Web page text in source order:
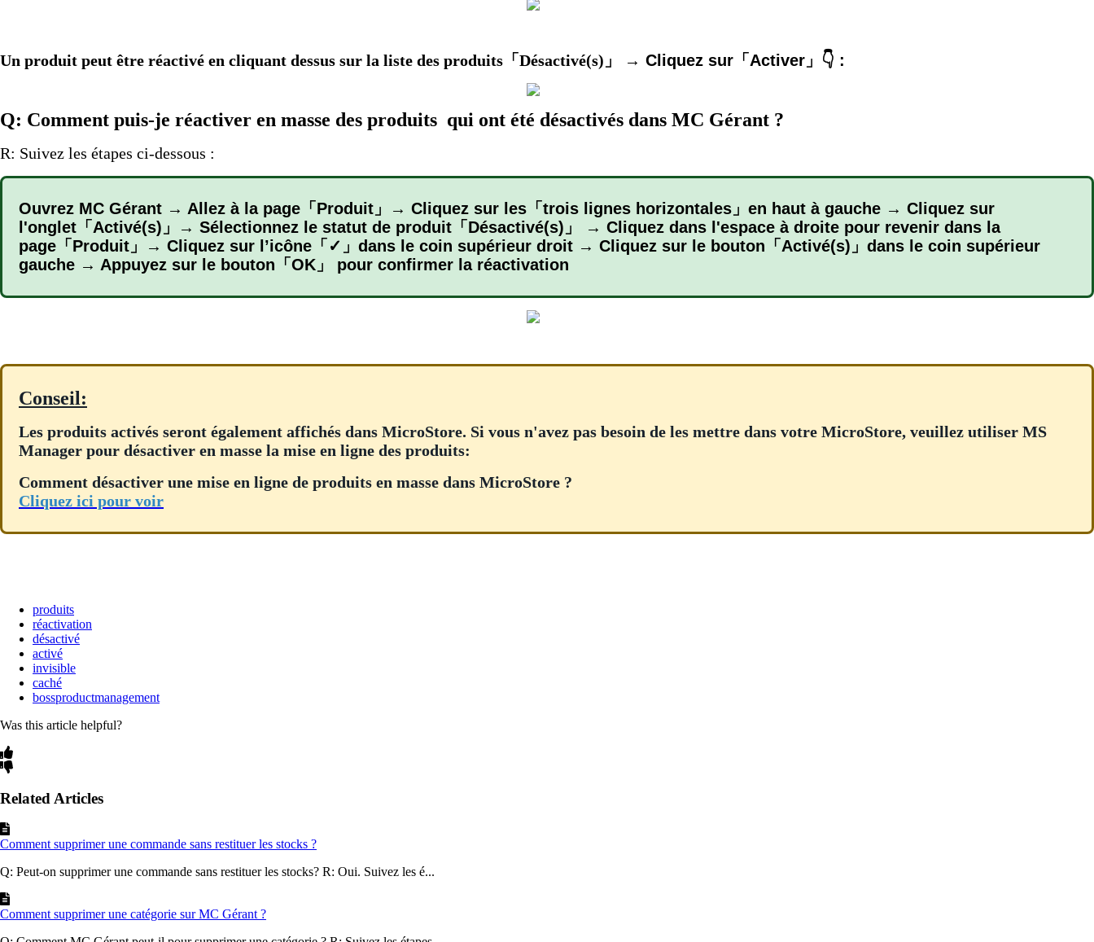
Un produit peut être réactivé en cliquant dessus sur la liste des produits「Désactivé(s)」 → Cliquez sur「Activer」👇 :
Q: Comment puis-je réactiver en masse des produits qui ont été désactivés dans MC Gérant ?
R: Suivez les étapes ci-dessous :
Ouvrez MC Gérant → Allez à la page「Produit」→ Cliquez sur les「trois lignes horizontales」en haut à gauche → Cliquez sur
l'onglet「Activé(s)」→ Sélectionnez le statut de produit「Désactivé(s)」 → Cliquez dans l'espace à droite pour revenir dans la
page「Produit」→ Cliquez sur l’icône「✓」dans le coin supérieur droit → Cliquez sur le bouton「Activé(s)」dans le coin supérieur
gauche → Appuyez sur le bouton「OK」 pour confirmer la réactivation
Conseil:
Les produits activés seront également affichés dans MicroStore. Si vous n'avez pas besoin de les mettre dans votre MicroStore, veuillez utiliser MS
Manager pour désactiver en masse la mise en ligne des produits:
Comment désactiver une mise en ligne de produits en masse dans MicroStore ?
Cliquez ici pour voir
produits
réactivation
désactivé
activé
invisible
caché
bossproductmanagement
Was this article helpful?
Related Articles
Comment supprimer une commande sans restituer les stocks ?
Q: Peut-on supprimer une commande sans restituer les stocks? R: Oui. Suivez les é...
Comment supprimer une catégorie sur MC Gérant ?